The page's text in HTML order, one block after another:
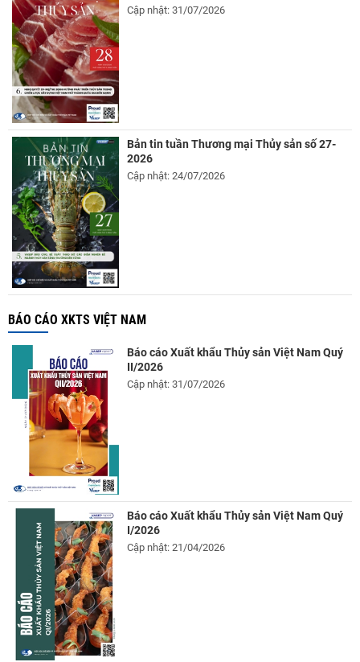
Cập nhật: 31/07/2026
Bản tin tuần Thương mại Thủy sản số 27-
2026
Cập nhật: 24/07/2026
BÁO CÁO XKTS VIỆT NAM
Báo cáo Xuất khẩu Thủy sản Việt Nam Quý
II/2026
Cập nhật: 31/07/2026
Báo cáo Xuất khẩu Thủy sản Việt Nam Quý
I/2026
Cập nhật: 21/04/2026